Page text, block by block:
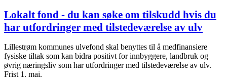
Lokalt fond - du kan søke om tilskudd hvis du
har utfordringer med tilstedeværelse av ulv
Lillestrøm kommunes ulvefond skal benyttes til å medfinansiere
fysiske tiltak som kan bidra positivt for innbyggere, landbruk og
øvrig næringsliv som har utfordringer med tilstedeværelse av ulv.
Frist 1. mai.